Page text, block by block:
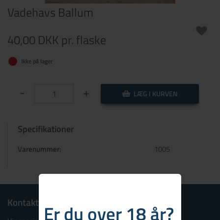
Er du over 18 år?
Vadehavs Ballum
40,00 DKK pr. flaske
Ikke på lager
- + LÆG I KURVEN
Specifikationer
Varenummer: 1005
Kontakt